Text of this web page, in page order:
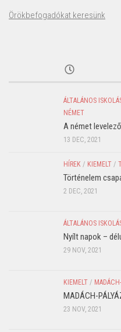
Örökbefogadókat keresünk
ÁLTALÁNOS
NÉMET
A német
13 DEC, 2021
HÍREK / KIEMELT /
Történelem
2 DEC, 2021
ÁLTALÁNOS
Nyílt napok –
29 NOV, 2021
KIEMELT /
MADÁCH-
23 NOV, 2021